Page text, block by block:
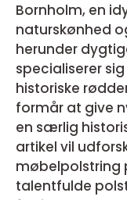
Bornholm, en
naturskønhed
herunder
specialiserer
historiske
formår at give
en særlig
artikel vil
møbelpolstring
talentfulde